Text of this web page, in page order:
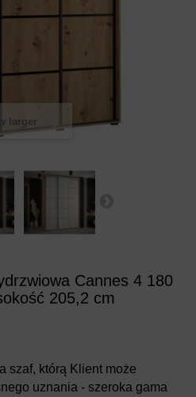
larger
Cannes 4 180
205,2 cm
szaf, którą Klient może
uznania - szeroka gama